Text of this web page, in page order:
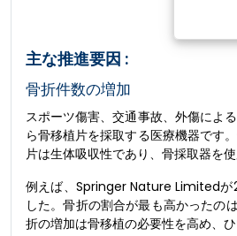
主な推進要因 :
骨折件数の増加
スポーツ傷害、交通事故、外傷によ
ら骨移植片を採取する医療機器です
片は生体吸収性であり、骨採取器を
例えば、Springer Nature Limitedが
した。骨折の割合が最も高かったの
折の増加は骨移植の必要性を高め、